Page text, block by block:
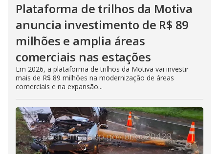
Plataforma de trilhos da Motiva
anuncia investimento de R$ 89
milhões e amplia áreas
comerciais nas estações
Em 2026, a plataforma de trilhos da Motiva vai investir
mais de R$ 89 milhões na modernização de áreas
comerciais e na expansão...